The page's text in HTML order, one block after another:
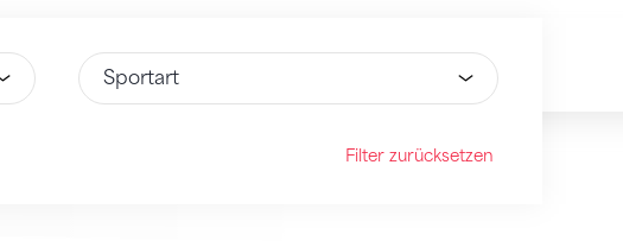
Wähle Option
Filter zurücksetzen